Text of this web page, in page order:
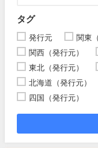
タグ
発行元 関東
関西（発行元）
東北（発行元）
北海道（発行元）
四国（発行元）